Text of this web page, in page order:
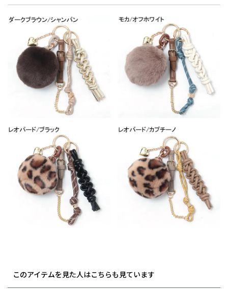
このアイテムを見た人はこちらも見ています